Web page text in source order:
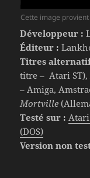
Cette image
Développeur :
Éditeur :
Titres
titre – Atari ST),
– Amiga,
Mortville
Testé sur : Atari
(DOS)
Version non